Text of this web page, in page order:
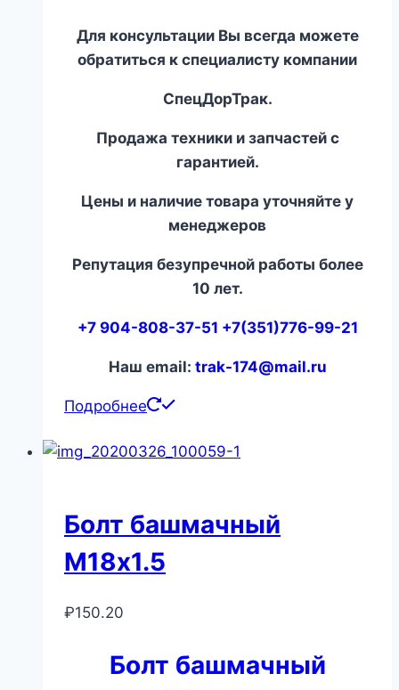
Для консультации Вы всегда можете
обратиться к специалисту компании
СпецДорТрак.
Продажа техники и запчастей с
гарантией.
Цены и наличие товара уточняйте у
менеджеров
Репутация безупречной работы более
10 лет.
+7 904-808-37-51 +7(351)776-99-21
Наш email: trak-174@mail.ru
Подробнее
Болт башмачный
М18х1.5
₽150.20
Болт башмачный